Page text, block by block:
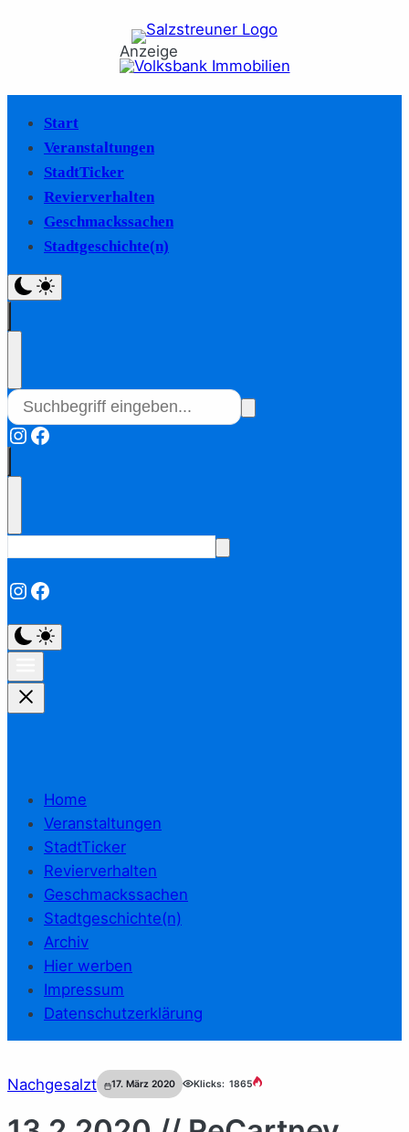
Anzeige
Start
Veranstaltungen
StadtTicker
Revierverhalten
Geschmackssachen
Stadtgeschichte(n)
Instagram
Facebook
Instagram
Facebook
Home
Veranstaltungen
StadtTicker
Revierverhalten
Geschmackssachen
Stadtgeschichte(n)
Archiv
Hier werben
Impressum
Datenschutzerklärung
Nachgesalzt 17. März 2020 Klicks: 1865